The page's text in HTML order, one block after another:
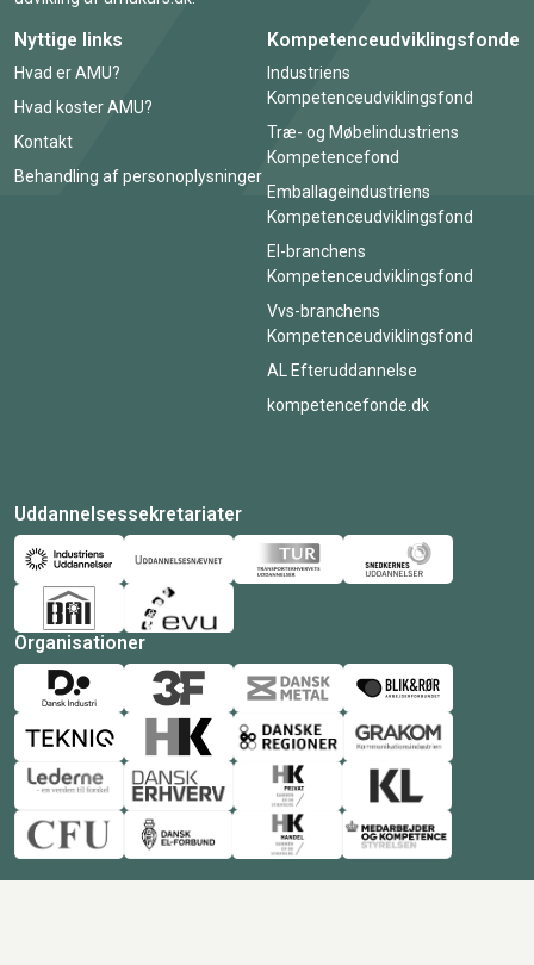
Nyttige links
Hvad er AMU?
Hvad koster AMU?
Kontakt
Behandling af personoplysninger
Kompetenceudviklingsfonde
Industriens
Kompetenceudviklingsfond
Træ- og Møbelindustriens
Kompetencefond
Emballageindustriens
Kompetenceudviklingsfond
El-branchens
Kompetenceudviklingsfond
Vvs-branchens
Kompetenceudviklingsfond
AL Efteruddannelse
kompetencefonde.dk
Uddannelsessekretariater
Organisationer